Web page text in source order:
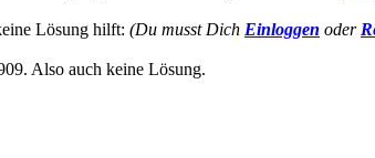
Lösung hilft: (Du musst Dich Einloggen oder
Also auch keine Lösung.